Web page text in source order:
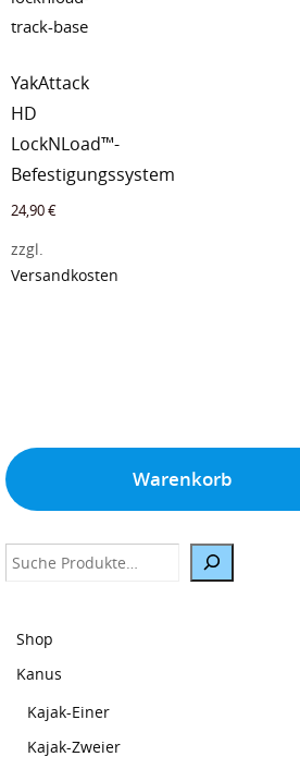
YakAttack
HD
LockNLoad™-
Befestigungssystem
24,90€
zzgl.
Versandkosten
Warenkorb
Suche
Shop
Kanus
Kajak-Einer
Kajak-Zweier